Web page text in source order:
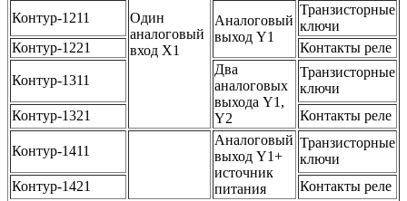
Один
аналоговый
вход Х1
Контур-1211
Аналоговый
выход Y1
Транзисторные
ключи
Контур-1221
Контакты реле
Контур-1311
Два
аналоговых
выхода Y1,
Y2
Транзисторные
ключи
Контур-1321
Контакты реле
Контур-1411
Аналоговый
выход Y1+
источник
питания
Транзисторные
ключи
Контур-1421
Контакты реле